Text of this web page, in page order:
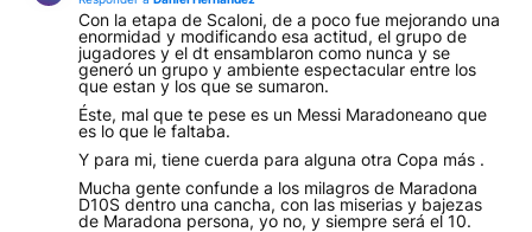
Con la etapa de Scaloni, de a poco fue mejorando una
enormidad y modificando esa actitud, el grupo de
jugadores y el dt ensamblaron como nunca y se
generó un grupo y ambiente espectacular entre los
que estan y los que se sumaron.
Éste, mal que te pese es un Messi Maradoneano que
es lo que le faltaba.
Y para mi, tiene cuerda para alguna otra Copa más .
Mucha gente confunde a los milagros de Maradona
D10S dentro una cancha, con las miserias y bajezas
de Maradona persona, yo no, y siempre será el 10.